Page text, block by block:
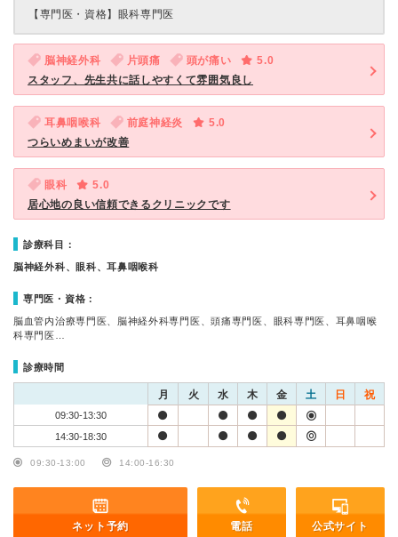
【専門医・資格】 眼科専門医
脳神経外科 片頭痛 頭が痛い
5.0
スタッフ、先生共に話しやすくて雰囲気良し
耳鼻咽喉科 前庭神経炎
5.0
つらいめまいが改善
眼科
5.0
居心地の良い信頼できるクリニックです
診療科目：
脳神経外科、眼科、耳鼻咽喉科
専門医・資格：
脳血管内治療専門医、脳神経外科専門医、頭痛専門医、眼科専門医、耳鼻咽喉
科専門医…
診療時間
月 火 水 木 金 土 日 祝
09:30-13:30
14:30-18:30
09:30-13:00 14:00-16:30
ネット予約 電話 公式サイト